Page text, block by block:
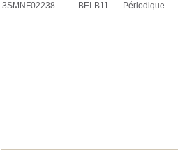
3SMNF02238
BEI-B11 Périodique